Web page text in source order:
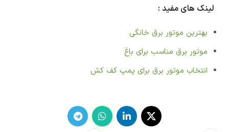
لینک های مفید :
بهترین موتور برق خانگی
موتور برق مناسب برای باغ
انتخاب موتور برق برای پمپ کف کش